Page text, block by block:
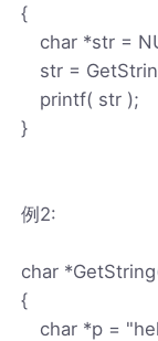
{
char *str =
str =
printf( str );
}
例2:
char
{
char *p =